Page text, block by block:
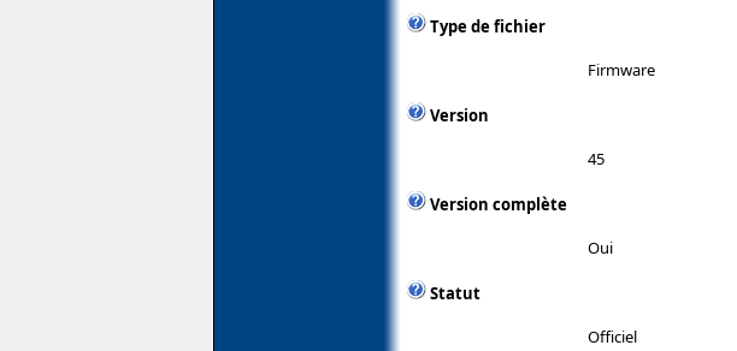
Type de fichier
Firmware
Version
45
Version complète
Oui
Statut
Officiel